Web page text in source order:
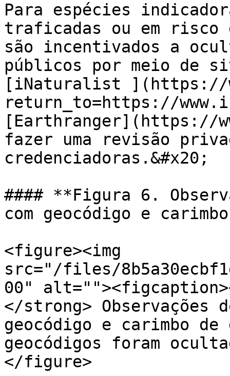
Para espécies
traficadas ou em
são incentivados a
públicos por meio de
[iNaturalist ](https://
return_to=https://
[Earthranger](https://
fazer uma revisão
credenciadoras.&#x20;
#### **Figura 6.
com geocódigo e
<figure><img
src="/files/
00"
</strong> Observações
geocódigo e carimbo
geocódigos foram
</figure>